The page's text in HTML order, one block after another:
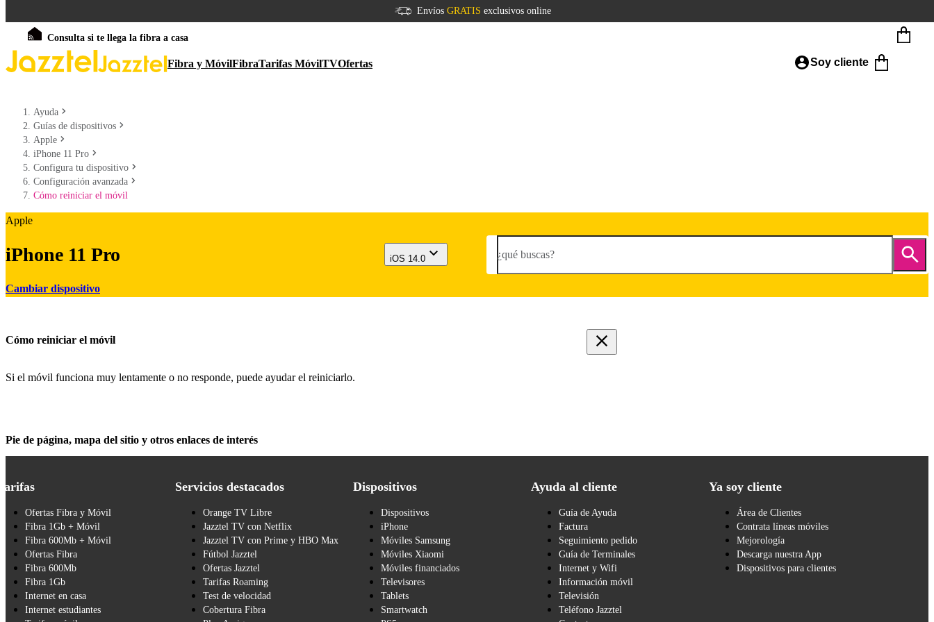
Envíos GRATIS exclusivos online
Consulta si te llega la fibra a casa
Fibra y MóvilFibraTarifas MóvilTVOfertas Soy cliente
Ayuda
Guías de dispositivos
Apple
iPhone 11 Pro
Configura tu dispositivo
Configuración avanzada
Cómo reiniciar el móvil
Apple
iPhone 11 Pro
Cambiar dispositivo
iOS 14.0 ¿qué buscas?
Cómo reiniciar el móvil
Si el móvil funciona muy lentamente o no responde, puede ayudar el reiniciarlo.
Pie de página, mapa del sitio y otros enlaces de interés
Ofertas Fibra y Móvil
Fibra 1Gb + Móvil
Fibra 600Mb + Móvil
Ofertas Fibra
Fibra 600Mb
Fibra 1Gb
Internet en casa
Internet estudiantes
Servicios destacados
Orange TV Libre
Jazztel TV con Netflix
Jazztel TV con Prime y HBO Max
Fútbol Jazztel
Ofertas Jazztel
Tarifas Roaming
Test de velocidad
Cobertura Fibra
Dispositivos
Dispositivos
iPhone
Móviles Samsung
Móviles Xiaomi
Móviles financiados
Televisores
Tablets
Smartwatch
Ayuda al cliente
Guía de Ayuda
Factura
Seguimiento pedido
Guía de Terminales
Internet y Wifi
Información móvil
Televisión
Teléfono Jazztel
Ya soy cliente
Área de Clientes
Contrata líneas móviles
Mejorología
Descarga nuestra App
Dispositivos para clientes